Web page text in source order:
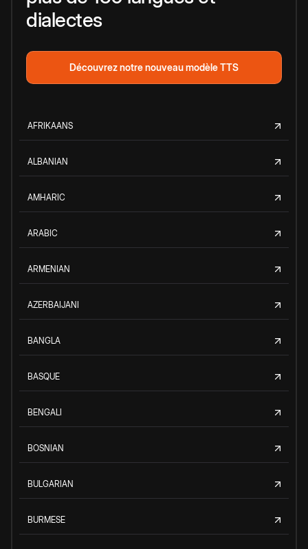
dialectes
Découvrez notre nouveau modèle TTS
AFRIKAANS
ALBANIAN
AMHARIC
ARABIC
ARMENIAN
AZERBAIJANI
BANGLA
BASQUE
BENGALI
BOSNIAN
BULGARIAN
BURMESE